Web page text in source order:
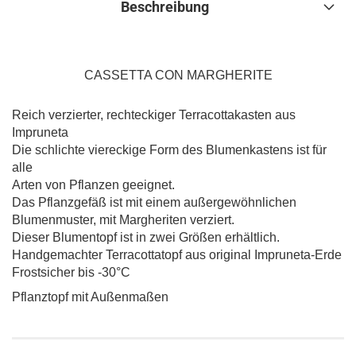
Beschreibung
CASSETTA CON MARGHERITE
Reich verzierter, rechteckiger Terracottakasten aus
Impruneta
Die schlichte viereckige Form des Blumenkastens ist für
alle
Arten von Pflanzen geeignet.
Das Pflanzgefäß ist mit einem außergewöhnlichen
Blumenmuster, mit Margheriten verziert.
Dieser Blumentopf ist in zwei Größen erhältlich.
Handgemachter Terracottatopf aus original Impruneta-Erde
Frostsicher bis -30°C
Pflanztopf mit Außenmaßen